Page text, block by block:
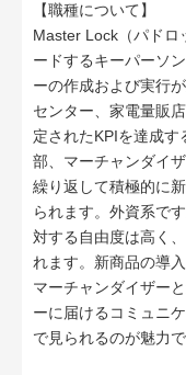
【職種について】
Master Lock（パドロ
ードするキーパーソ
ーの作成および実行
センター、家電量販
定されたKPIを達成
部、マーチャンダイ
繰り返して積極的に
られます。外資系で
対する自由度は高く
れます。新商品の導
マーチャンダイザー
ーに届けるコミュニ
で見られるのが魅力で